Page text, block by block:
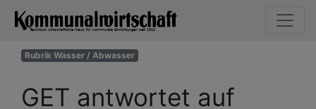
Rubrik Wasser / Abwasser
GET antwortet auf